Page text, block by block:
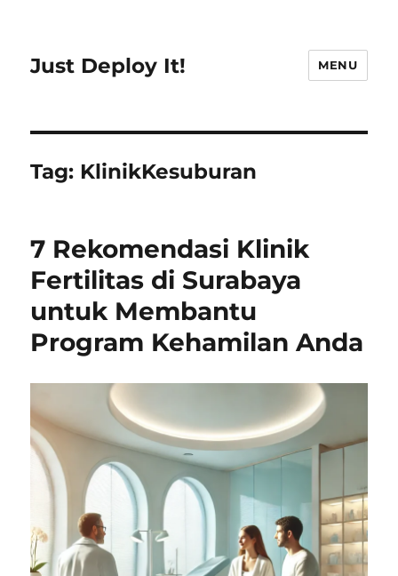
Just Deploy It! MENU
Tag: KlinikKesuburan
7 Rekomendasi Klinik
Fertilitas di Surabaya
untuk Membantu
Program Kehamilan Anda